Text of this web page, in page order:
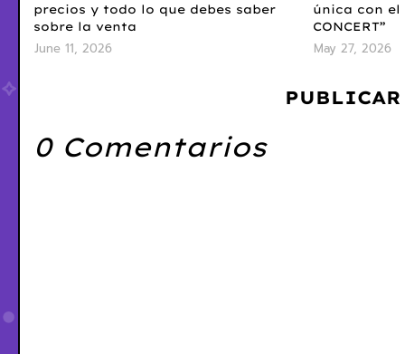
precios y todo lo que debes saber
sobre la venta
June 11, 2026
única con el
CONCERT”
May 27, 2026
0 Comentarios